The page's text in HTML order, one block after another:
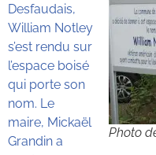
Photo
Desfaudais,
William Notley
s’est rendu sur
l’espace boisé
qui porte son
nom. Le
maire, Mickaël
Grandin a